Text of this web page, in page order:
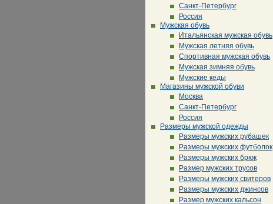
Санкт-Петербург
Россия
Мужская обувь
Итальянская мужская обувь
Мужская летняя обувь
Спортивная мужская обувь
Мужская зимняя обувь
Мужские кеды
Магазины мужской обуви
Москва
Санкт-Петербург
Россия
Размеры мужской одежды
Размеры мужских рубашек
Размеры мужских футболок
Размеры мужских брюк
Размер мужских трусов
Размеры мужских свитеров
Размеры мужских джинсов
Размер мужских кальсон